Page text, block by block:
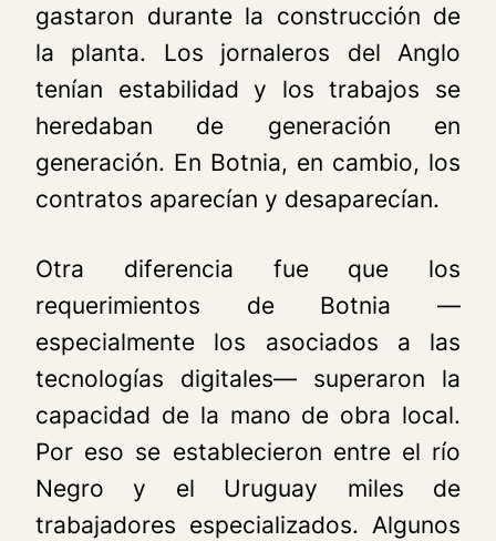
gastaron durante la construcción de
la planta. Los jornaleros del Anglo
tenían estabilidad y los trabajos se
heredaban de generación en
generación. En Botnia, en cambio, los
contratos aparecían y desaparecían.
Otra diferencia fue que los
requerimientos de Botnia —
especialmente los asociados a las
tecnologías digitales— superaron la
capacidad de la mano de obra local.
Por eso se establecieron entre el río
Negro y el Uruguay miles de
trabajadores especializados. Algunos